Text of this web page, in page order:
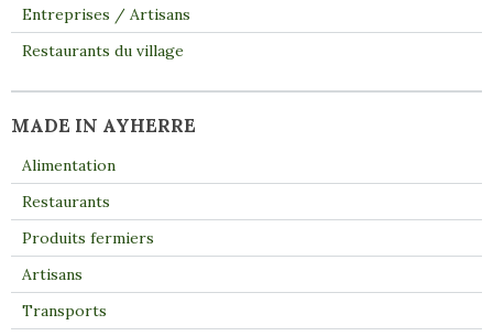
Entreprises / Artisans
Restaurants du village
MADE IN AYHERRE
Alimentation
Restaurants
Produits fermiers
Artisans
Transports